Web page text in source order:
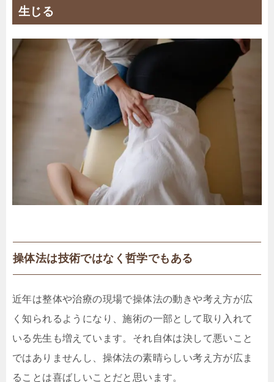
生じる
操体法は技術ではなく哲学でもある
近年は整体や治療の現場で操体法の動きや考え方が広
く知られるようになり、施術の一部として取り入れて
いる先生も増えています。それ自体は決して悪いこと
ではありませんし、操体法の素晴らしい考え方が広ま
ることは喜ばしいことだと思います。